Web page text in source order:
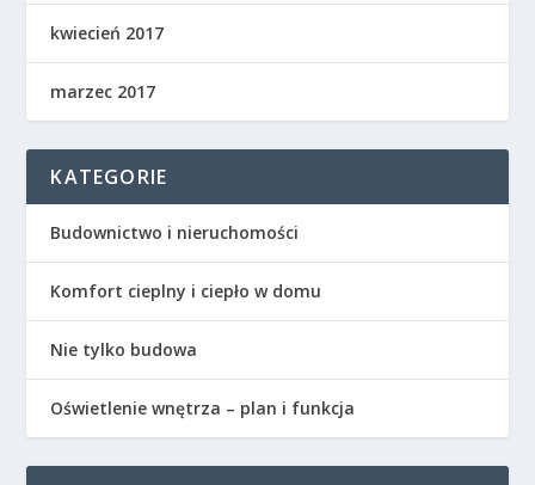
kwiecień 2017
marzec 2017
KATEGORIE
Budownictwo i nieruchomości
Komfort cieplny i ciepło w domu
Nie tylko budowa
Oświetlenie wnętrza – plan i funkcja